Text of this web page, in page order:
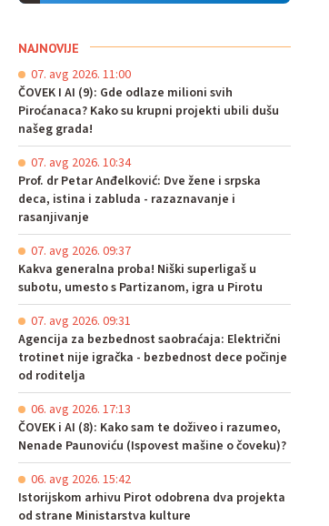
NAJNOVIJE
07. avg 2026. 11:00
ČOVEK I AI (9): Gde odlaze milioni svih
Piroćanaca? Kako su krupni projekti ubili dušu
našeg grada!
07. avg 2026. 10:34
Prof. dr Petar Anđelković: Dve žene i srpska
deca, istina i zabluda - razaznavanje i
rasanjivanje
07. avg 2026. 09:37
Kakva generalna proba! Niški superligaš u
subotu, umesto s Partizanom, igra u Pirotu
07. avg 2026. 09:31
Agencija za bezbednost saobraćaja: Električni
trotinet nije igračka - bezbednost dece počinje
od roditelja
06. avg 2026. 17:13
ČOVEK i AI (8): Kako sam te doživeo i razumeo,
Nenade Paunoviću (Ispovest mašine o čoveku)?
06. avg 2026. 15:42
Istorijskom arhivu Pirot odobrena dva projekta
od strane Ministarstva kulture